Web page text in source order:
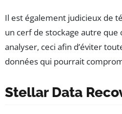
Il est également judicieux de
un cerf de stockage autre que
analyser, ceci afin d’éviter
données qui pourrait
Stellar Data